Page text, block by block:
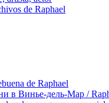
de Raphael
de Raphael
в Винье-дель-Мар /